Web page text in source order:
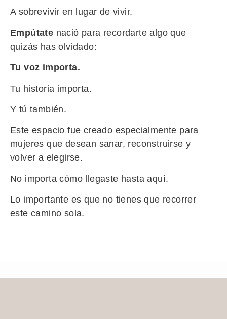
A sobrevivir en lugar de vivir.
Empútate nació para recordarte algo que
quizás has olvidado:
Tu voz importa.
Tu historia importa.
Y tú también.
Este espacio fue creado especialmente para
mujeres que desean sanar, reconstruirse y
volver a elegirse.
No importa cómo llegaste hasta aquí.
Lo importante es que no tienes que recorrer
este camino sola.